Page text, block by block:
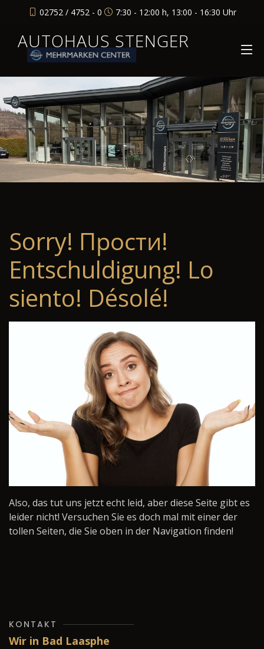
02752 / 4752 - 0 7:30 - 12:00 h, 13:00 - 16:30 Uhr
AUTOHAUS STENGER
Sorry! Прости!
Entschuldigung! Lo
siento! Désolé!
Also, das tut uns jetzt echt leid, aber diese Seite gibt es
leider nicht! Versuchen Sie es doch mal mit einer der
tollen Seiten, die Sie oben in der Navigation finden!
KONTAKT
Wir in Bad Laasphe